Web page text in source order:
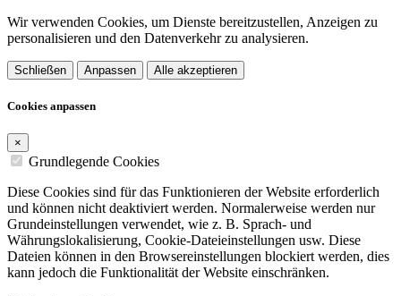
Wir verwenden Cookies, um Dienste bereitzustellen, Anzeigen zu
personalisieren und den Datenverkehr zu analysieren.
Schließen Anpassen Alle akzeptieren
Cookies anpassen
×
Grundlegende Cookies
Diese Cookies sind für das Funktionieren der Website erforderlich
und können nicht deaktiviert werden. Normalerweise werden nur
Grundeinstellungen verwendet, wie z. B. Sprach- und
Währungslokalisierung, Cookie-Dateieinstellungen usw. Diese
Dateien können in den Browsereinstellungen blockiert werden, dies
kann jedoch die Funktionalität der Website einschränken.